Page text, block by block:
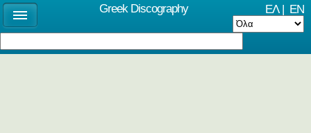
ΕΛ| EN
Greek Discography